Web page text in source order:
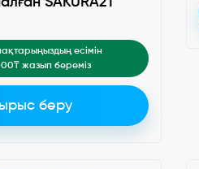
есімін
жазып береміз
беру